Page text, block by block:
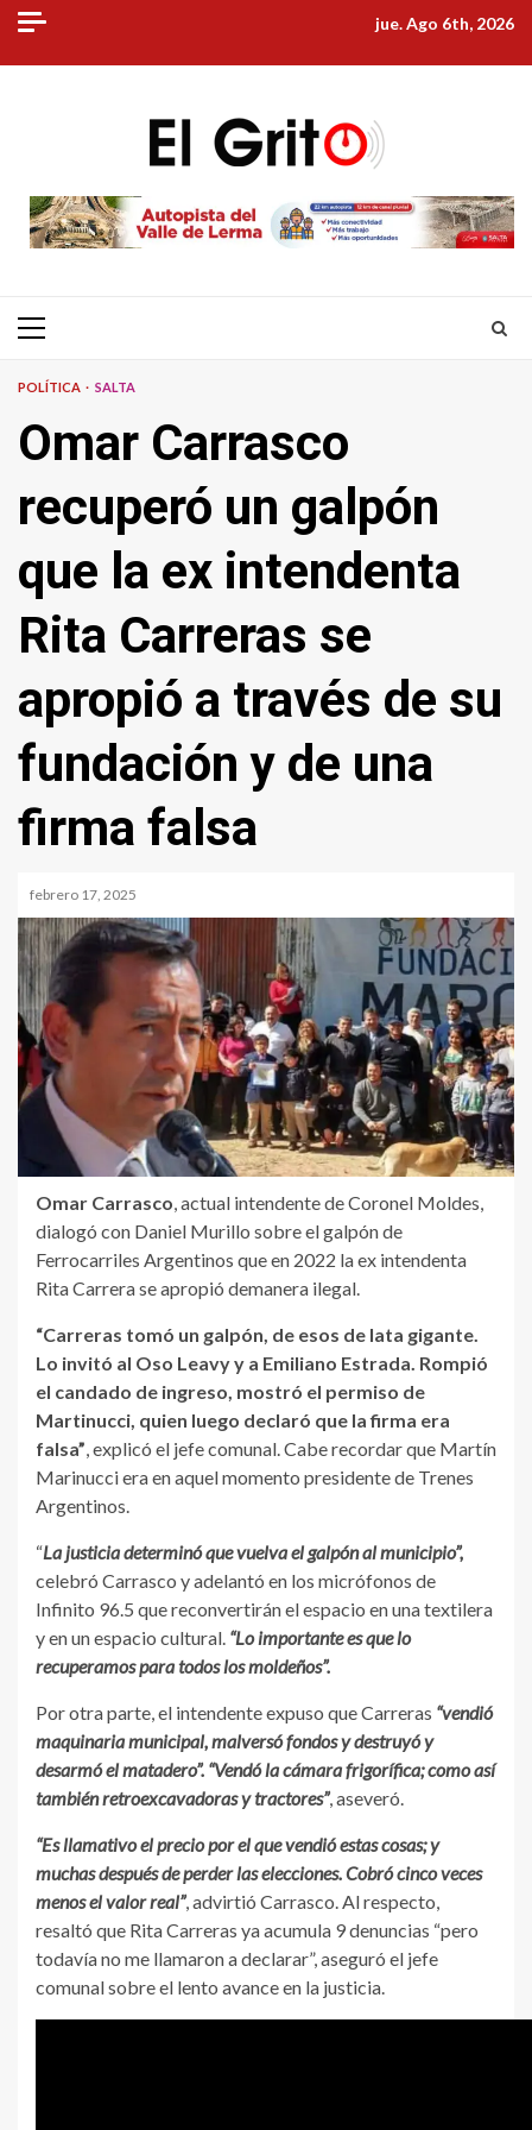
Skip
content
jue. Ago 6th, 2026
Primary
POLÍTICA SALTA
Omar Carrasco
recuperó un galpón
que la ex intendenta
Rita Carreras se
apropió a través de su
fundación y de una
firma falsa
febrero 17, 2025
Omar Carrasco, actual intendente de Coronel Moldes,
dialogó con Daniel Murillo sobre el galpón de
Ferrocarriles Argentinos que en 2022 la ex intendenta
Rita Carrera se apropió demanera ilegal.
“Carreras tomó un galpón, de esos de lata gigante.
Lo invitó al Oso Leavy y a Emiliano Estrada. Rompió
el candado de ingreso, mostró el permiso de
Martinucci, quien luego declaró que la firma era
falsa”, explicó el jefe comunal. Cabe recordar que Martín
Marinucci era en aquel momento presidente de Trenes
Argentinos.
“La justicia determinó que vuelva el galpón al municipio”,
celebró Carrasco y adelantó en los micrófonos de
Infinito 96.5 que reconvertirán el espacio en una textilera
y en un espacio cultural. “Lo importante es que lo
recuperamos para todos los moldeños”.
Por otra parte, el intendente expuso que Carreras “vendió
maquinaria municipal, malversó fondos y destruyó y
desarmó el matadero”. “Vendó la cámara frigorífica; como así
también retroexcavadoras y tractores”, aseveró.
“Es llamativo el precio por el que vendió estas cosas; y
muchas después de perder las elecciones. Cobró cinco veces
menos el valor real”, advirtió Carrasco. Al respecto,
resaltó que Rita Carreras ya acumula 9 denuncias “pero
todavía no me llamaron a declarar”, aseguró el jefe
comunal sobre el lento avance en la justicia.